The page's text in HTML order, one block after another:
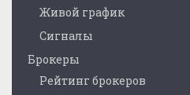
Живой график
Сигналы
Брокеры
Рейтинг брокеров